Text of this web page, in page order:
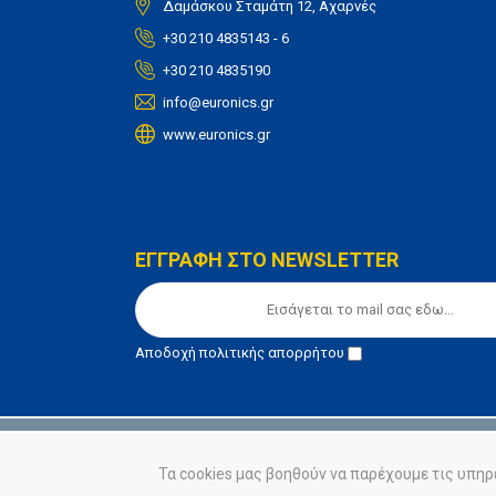
Δαμάσκου Σταμάτη 12, Αχαρνές
+30 210 4835143 - 6
+30 210 4835190
info@euronics.gr
www.euronics.gr
ΕΓΓΡΑΦΗ ΣΤΟ NEWSLETTER
Αποδοχήπολιτικής απορρήτου
Τα cookies μας βοηθούν να παρέχουμε τις